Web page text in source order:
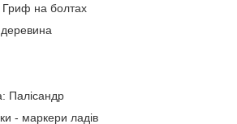
Гриф на болтах
деревина
Палісандр
- маркери ладів